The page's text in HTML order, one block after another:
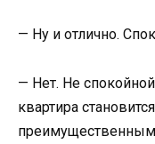
— Ну и отлично.
— Нет. Не
квартира